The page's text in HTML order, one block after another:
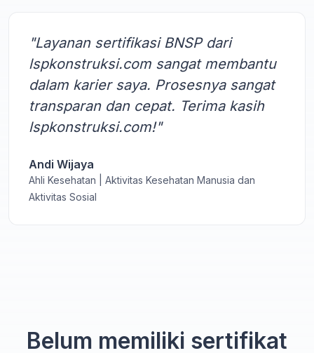
"Layanan sertifikasi BNSP dari
lspkonstruksi.com sangat membantu
dalam karier saya. Prosesnya sangat
transparan dan cepat. Terima kasih
lspkonstruksi.com!"
Andi Wijaya
Ahli Kesehatan | Aktivitas Kesehatan Manusia dan
Aktivitas Sosial
Belum memiliki sertifikat